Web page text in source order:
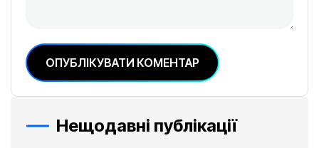
ОПУБЛІКУВАТИ КОМЕНТАР
Нещодавні публікації